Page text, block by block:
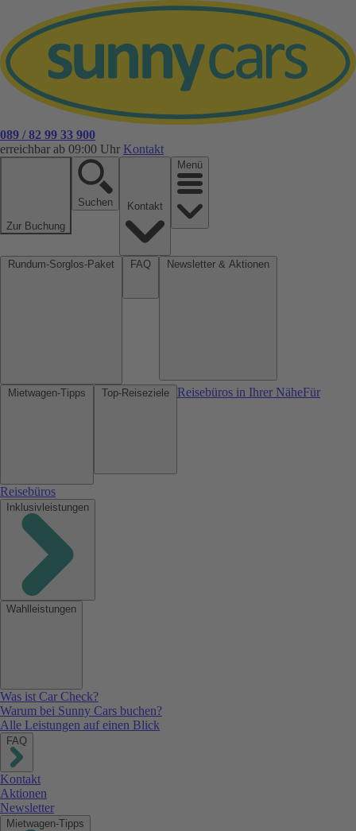
089 / 82 99 33 900
erreichbar ab 09:00 Uhr Kontakt
Zur Buchung
Suchen
Menü
Reisebüros in Ihrer NäheFür
Reisebüros
Inklusivleistungen
Wahlleistungen
Was ist Car Check?
Warum bei Sunny Cars buchen?
Alle Leistungen auf einen Blick
FAQ
Kontakt
Aktionen
Newsletter
Mietwagen-Tipps